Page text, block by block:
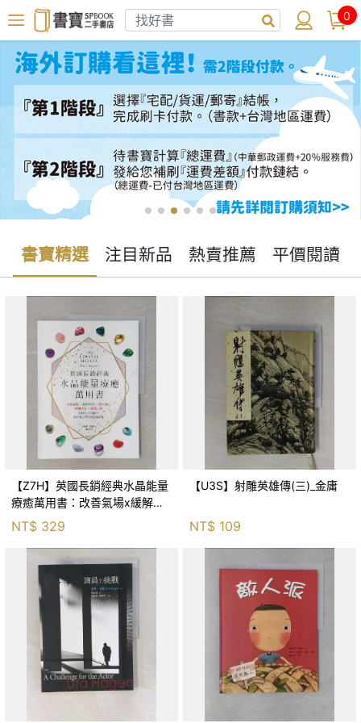
0
書寶精選 注目新品 熱賣推薦 平價閱讀
【Z7H】英國長銷經典水晶能量
療癒萬用書：改善氣場x緩解疼
痛x穩定身心x增加財富x促進人
緣，250種水晶礦石給你最完整
的生活對策_菲利
NT$ 329
【U3S】射雕英雄傳(三)_金庸
NT$ 109